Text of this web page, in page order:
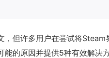
但许多用户在尝试将Steam
能的原因并提供5种有效解决